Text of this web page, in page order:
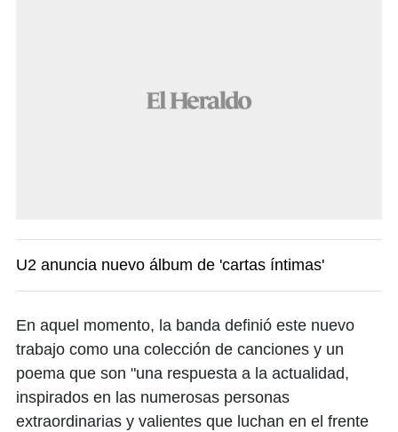
U2 anuncia nuevo álbum de 'cartas íntimas'
En aquel momento, la banda definió este nuevo
trabajo como una colección de canciones y un
poema que son "una respuesta a la actualidad,
inspirados en las numerosas personas
extraordinarias y valientes que luchan en el frente